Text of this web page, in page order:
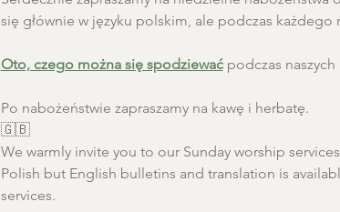
się głównie w języku polskim, ale podczas
Oto, czego można się spodziewać podczas naszych
Po nabożeństwie zapraszamy na kawę i herbatę.
🇬🇧
We warmly invite you to our Sunday worship
Polish but English bulletins and translation is
services.